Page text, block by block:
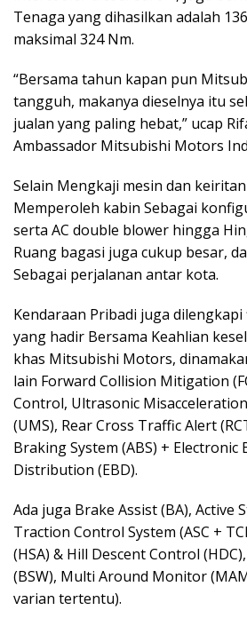
Tenaga yang dihasilkan adalah
maksimal 324 Nm.
“Bersama tahun kapan pun
tangguh, makanya dieselnya itu
jualan yang paling hebat,” ucap
Ambassador Mitsubishi Motors
Selain Mengkaji mesin dan
Memperoleh kabin Sebagai
serta AC double blower hingga
Ruang bagasi juga cukup besar,
Sebagai perjalanan antar kota.
Kendaraan Pribadi juga
yang hadir Bersama Keahlian
khas Mitsubishi Motors,
lain Forward Collision Mitigation
Control, Ultrasonic
(UMS), Rear Cross Traffic Alert
Braking System (ABS) + Electronic
Distribution (EBD).
Ada juga Brake Assist (BA), Active
Traction Control System (ASC +
(HSA) & Hill Descent Control
(BSW), Multi Around Monitor
varian tertentu).